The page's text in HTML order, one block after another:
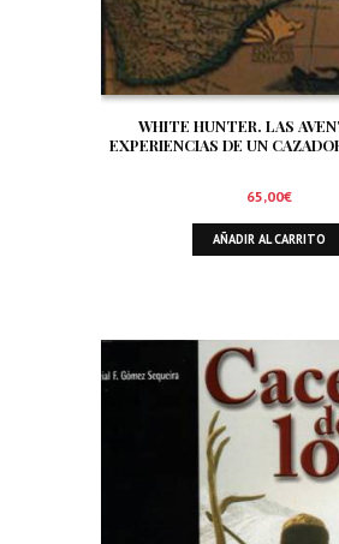
WHITE HUNTER. LAS
EXPERIENCIAS DE UN
65,00€
AÑADIR AL CARRITO